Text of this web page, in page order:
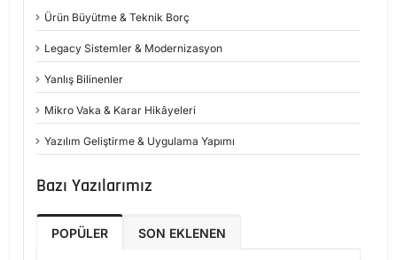
Ürün Büyütme & Teknik Borç
Legacy Sistemler & Modernizasyon
Yanlış Bilinenler
Mikro Vaka & Karar Hikâyeleri
Yazılım Geliştirme & Uygulama Yapımı
Bazı Yazılarımız
POPÜLER SON EKLENEN